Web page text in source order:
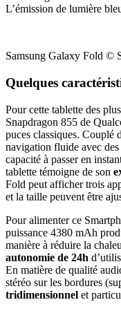
L’émission de lumière
Samsung Galaxy Fold ©
Quelques
Pour cette tablette des
Snapdragon 855 de
puces classiques.
navigation fluide avec
capacité à passer en
tablette témoigne de son
Fold peut afficher trois
et la taille peuvent être
Pour alimenter ce
puissance 4380 mAh
manière à réduire la
autonomie de 24h
En matière de qualité
stéréo sur les bordures
tridimensionnel et